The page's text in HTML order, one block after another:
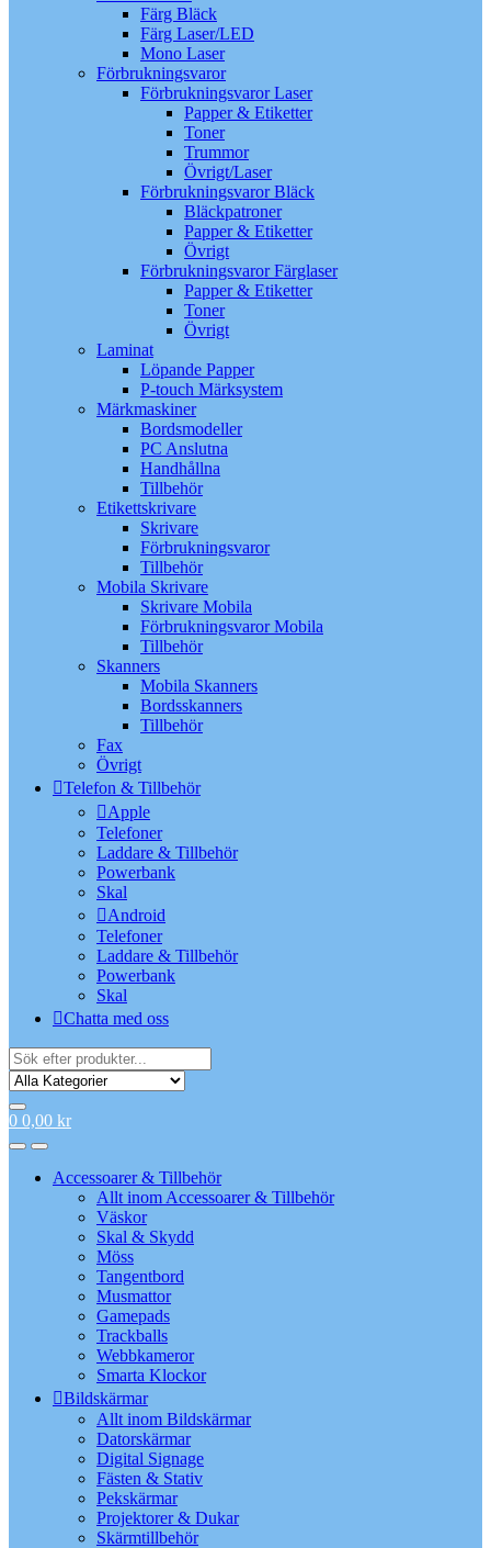
Färg Bläck
Färg Laser/LED
Mono Laser
Förbrukningsvaror
Förbrukningsvaror Laser
Papper & Etiketter
Toner
Trummor
Övrigt/Laser
Förbrukningsvaror Bläck
Bläckpatroner
Papper & Etiketter
Övrigt
Förbrukningsvaror Färglaser
Papper & Etiketter
Toner
Övrigt
Laminat
Löpande Papper
P-touch Märksystem
Märkmaskiner
Bordsmodeller
PC Anslutna
Handhållna
Tillbehör
Etikettskrivare
Skrivare
Förbrukningsvaror
Tillbehör
Mobila Skrivare
Skrivare Mobila
Förbrukningsvaror Mobila
Tillbehör
Skanners
Mobila Skanners
Bordsskanners
Tillbehör
Fax
Övrigt
Telefon & Tillbehör
Apple
Telefoner
Laddare & Tillbehör
Powerbank
Skal
Android
Telefoner
Laddare & Tillbehör
Powerbank
Skal
Chatta med oss
Search
for:
0 0,00 kr
Accessoarer & Tillbehör
Allt inom Accessoarer & Tillbehör
Väskor
Skal & Skydd
Möss
Tangentbord
Musmattor
Gamepads
Trackballs
Webbkameror
Smarta Klockor
Bildskärmar
Allt inom Bildskärmar
Datorskärmar
Digital Signage
Fästen & Stativ
Pekskärmar
Projektorer & Dukar
Skärmtillbehör